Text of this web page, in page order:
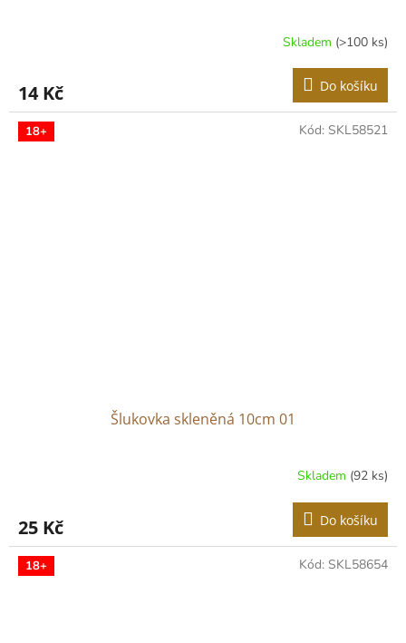
Skladem (>100 ks)
14 Kč Do košíku
18+
Šlukovka skleněná 10cm 01
Skladem (92 ks)
25 Kč Do košíku
Kód: SKL58521
18+ Kód: SKL58654